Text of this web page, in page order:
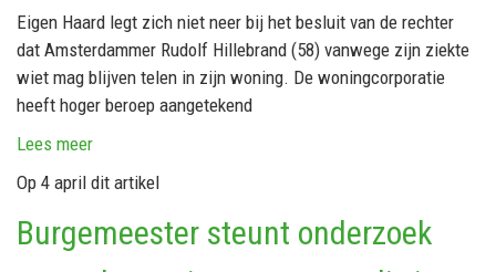
Eigen Haard legt zich niet neer bij het besluit van de rechter
dat Amsterdammer Rudolf Hillebrand (58) vanwege zijn ziekte
wiet mag blijven telen in zijn woning. De woningcorporatie
heeft hoger beroep aangetekend
Lees meer
Op 4 april dit artikel
Burgemeester steunt onderzoek